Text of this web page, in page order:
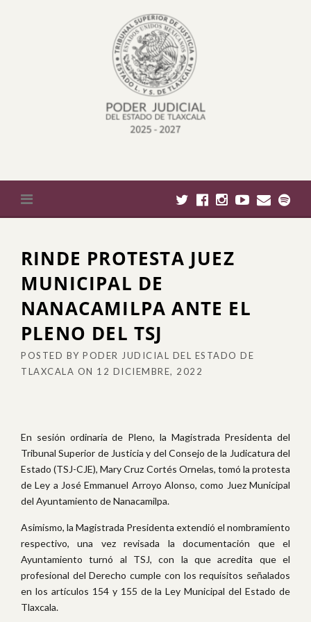
RINDE PROTESTA JUEZ
MUNICIPAL DE
NANACAMILPA ANTE EL
PLENO DEL TSJ
POSTED BY PODER JUDICIAL DEL ESTADO DE
TLAXCALA ON 12 DICIEMBRE, 2022
En sesión ordinaria de Pleno, la Magistrada Presidenta del
Tribunal Superior de Justicia y del Consejo de la Judicatura del
Estado (TSJ-CJE), Mary Cruz Cortés Ornelas, tomó la protesta
de Ley a José Emmanuel Arroyo Alonso, como Juez Municipal
del Ayuntamiento de Nanacamilpa.
Asimismo, la Magistrada Presidenta extendió el nombramiento
respectivo, una vez revisada la documentación que el
Ayuntamiento turnó al TSJ, con la que acredita que el
profesional del Derecho cumple con los requisitos señalados
en los artículos 154 y 155 de la Ley Municipal del Estado de
Tlaxcala.